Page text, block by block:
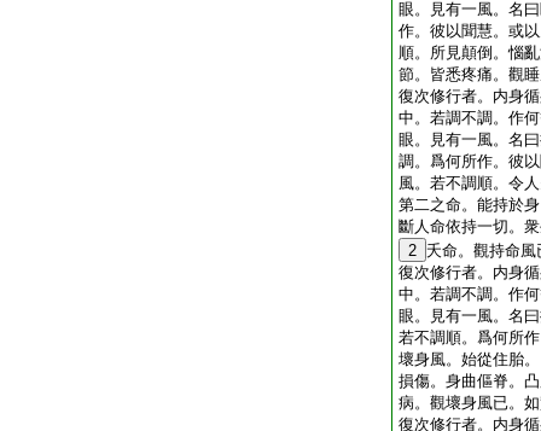
眼。見有一風。名
作。彼以聞慧。或
順。所見顛倒。惱
節。皆悉疼痛。觀
復次修行者。内身
中。若調不調。作
眼。見有一風。名
調。爲何所作。彼
風。若不調順。令
第二之命。能持於
斷人命依持一切。
2 夭命。觀持命風
復次修行者。内身
中。若調不調。作
眼。見有一風。名
若不調順。爲何所
壞身風。始從住胎
損傷。身曲傴脊。
病。觀壞身風已。
復次修行者。内身